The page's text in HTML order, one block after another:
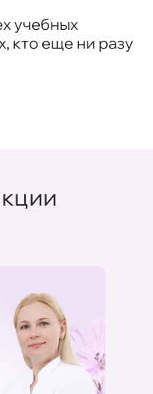
учебных
кто еще ни разу